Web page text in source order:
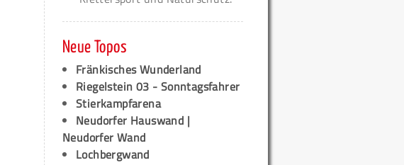
Neue Topos
Fränkisches Wunderland
Riegelstein 03 - Sonntagsfahrer
Stierkampfarena
Neudorfer Hauswand |
Neudorfer Wand
Lochbergwand